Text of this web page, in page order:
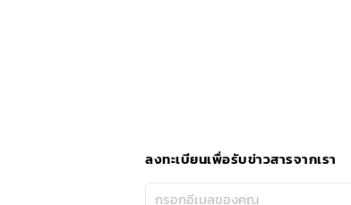
ลงทะเบียนเพื่อรับข่าวสารจากเรา